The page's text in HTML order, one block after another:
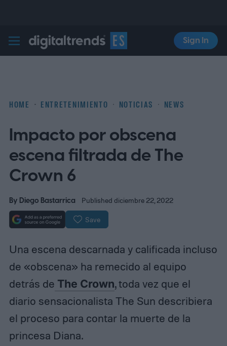
Digital Trends Español
Sign In
HOME ENTRETENIMIENTO NOTICIAS NEWS
Impacto por obscena
escena filtrada de The
Crown 6
By Diego Bastarrica Published diciembre 22, 2022
Save
Una escena descarnada y calificada incluso
de «obscena» ha remecido al equipo
detrás de The Crown, toda vez que el
diario sensacionalista The Sun describiera
el proceso para contar la muerte de la
princesa Diana.